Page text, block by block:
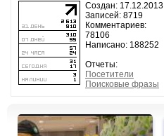
Создан: 17.12.2013
Записей: 8719
Комментариев:
78106
Написано: 188252
Отчеты:
Посетители
Поисковые фразы